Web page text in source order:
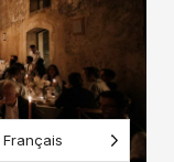
Français